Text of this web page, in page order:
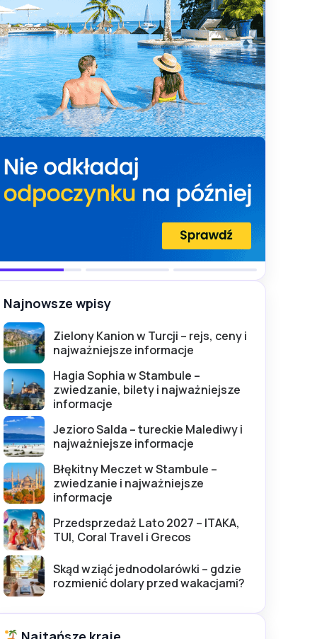
Najnowsze wpisy
Zielony Kanion w Turcji – rejs, ceny i
najważniejsze informacje
Hagia Sophia w Stambule –
zwiedzanie, bilety i najważniejsze
informacje
Jezioro Salda – tureckie Malediwy i
najważniejsze informacje
Błękitny Meczet w Stambule –
zwiedzanie i najważniejsze
informacje
Przedsprzedaż Lato 2027 – ITAKA,
TUI, Coral Travel i Grecos
Skąd wziąć jednodolarówki – gdzie
rozmienić dolary przed wakacjami?